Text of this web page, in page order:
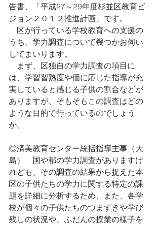
告書、「平成27～29年度杉並区教育ビ
ジョン２０１２推進計画」です。
区が行っている学校教育への支援の
うち、学力調査について幾つかお伺い
してまいります。
まず、区独自の学力調査の項目に
は、学習習熟度や個に応じた指導が充
実していると感じる子供の割合などが
ありますが、そもそもこの調査はどの
ような目的で行っているのでしょう
か。
◎済美教育センター統括指導主事（大
島）　国や都の学力調査がありますけ
れども、その調査の結果から捉えた本
区の子供たちの学力に関する特定の課
題を詳細に分析するため、また、各学
校が個々の子供たちのつまずきや学び
残しの状況や、ふだんの授業の様子を